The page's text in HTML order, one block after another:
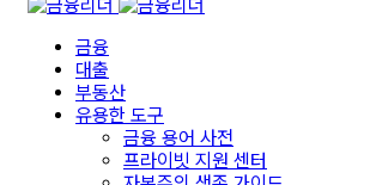
금융
대출
부동산
유용한 도구
금융 용어 사전
프라이빗 지원 센터